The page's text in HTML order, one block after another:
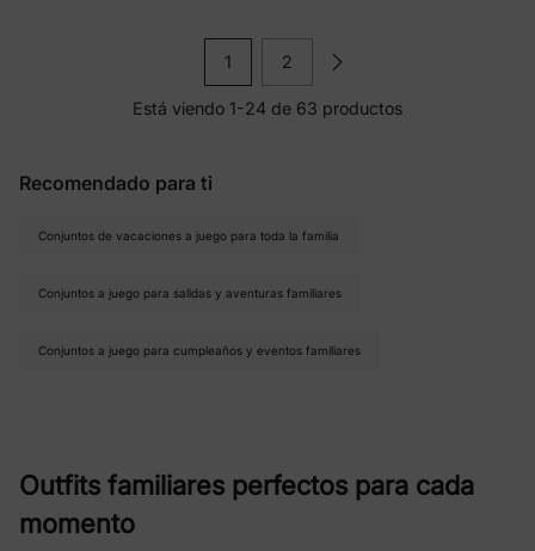
1 2
Está viendo 1-24 de 63 productos
Recomendado para ti
Conjuntos de vacaciones a juego para toda la familia
Conjuntos a juego para salidas y aventuras familiares
Conjuntos a juego para cumpleaños y eventos familiares
Outfits familiares perfectos para cada
momento